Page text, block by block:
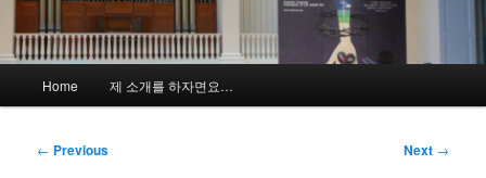
Home 제 소개를 하자면요…
Post
← Previous Next →